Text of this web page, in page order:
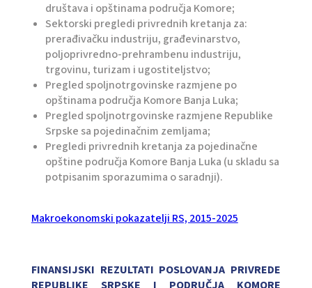
društava i opštinama područja Komore;
Sektorski pregledi privrednih kretanja za:
prerađivačku industriju, građevinarstvo,
poljoprivredno-prehrambenu industriju,
trgovinu, turizam i ugostiteljstvo;
Pregled spoljnotrgovinske razmjene po
opštinama područja Komore Banja Luka;
Pregled spoljnotrgovinske razmjene Republike
Srpske sa pojedinačnim zemljama;
Pregledi privrednih kretanja za pojedinačne
opštine područja Komore Banja Luka (u skladu sa
potpisanim sporazumima o saradnji).
Makroekonomski pokazatelji RS, 2015-2025
FINANSIJSKI REZULTATI POSLOVANJA PRIVREDE